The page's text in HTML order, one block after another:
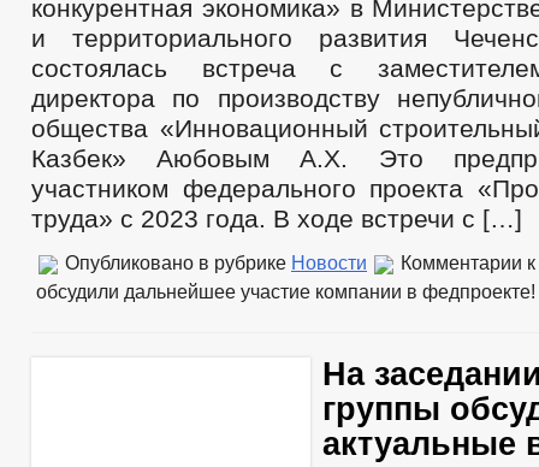
конкурентная экономика» в
и территориального развития
состоялась встреча с
директора по производству
общества «Инновационный
Казбек» Аюбовым А.Х. Это
участником федерального проекта
труда» с 2023 года. В ходе встречи с […]
Опубликовано в рубрике Новости Комментарии
обсудили дальнейшее участие компании в федпроекте!
На
группы
актуальные